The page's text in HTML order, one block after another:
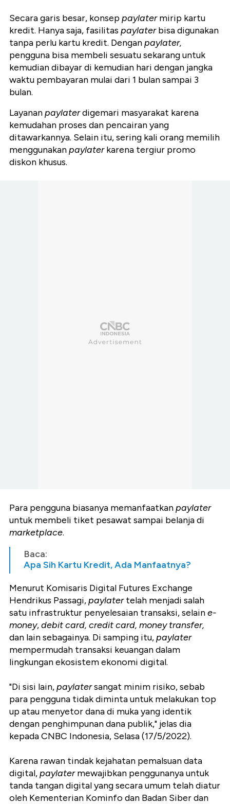
Secara garis besar, konseppaylatermirip kartu
kredit. Hanya saja, fasilitas paylaterbisa digunakan
tanpa perlu kartu kredit. Denganpaylater,
pengguna bisa membeli sesuatu sekarang untuk
kemudian dibayar di kemudian hari dengan jangka
waktu pembayaran mulai dari 1 bulan sampai 3
bulan.
Layananpaylaterdigemari masyarakat karena
kemudahan proses dan pencairan yang
ditawarkannya. Selain itu, sering kali orang memilih
menggunakanpaylaterkarena tergiur promo
diskon khusus.
Para pengguna biasanya memanfaatkanpaylater
untuk membeli tiket pesawat sampai belanja di
marketplace.
Baca:
Apa Sih Kartu Kredit, Ada Manfaatnya?
Menurut Komisaris Digital Futures Exchange
Hendrikus Passagi,paylatertelah menjadi salah
satu infrastruktur penyelesaian transaksi, selaine-
money,debit card, credit card, money transfer,
dan lain sebagainya. Di samping itu,paylater
mempermudah transaksi keuangan dalam
lingkungan ekosistem ekonomi digital.
"Di sisi lain,paylatersangat minim risiko, sebab
para pengguna tidak diminta untuk melakukan top
up atau menyetor dana di muka yang identik
dengan penghimpunan dana publik," jelas dia
kepada CNBC Indonesia, Selasa (17/5/2022).
Karena rawan tindak kejahatan pemalsuan data
digital,paylatermewajibkan penggunanya untuk
tanda tangan digital yang secara umum telah diatur
oleh Kementerian Kominfo dan Badan Siber dan